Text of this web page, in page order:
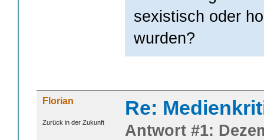
sexistisch oder
wurden?
Florian
Zurück in der Zukunft
Re:
Antwort #1: